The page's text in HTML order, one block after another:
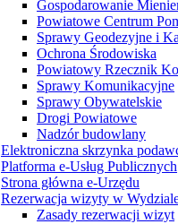
Gospodarowanie
Powiatowe Centrum
Sprawy Geodezyjne i
Ochrona Środowiska
Powiatowy Rzecznik
Sprawy Komunikacyjne
Sprawy Obywatelskie
Drogi Powiatowe
Nadzór budowlany
Elektroniczna skrzynka
Platforma e-Usług Publicznych
Strona główna e-Urzędu
Rezerwacja wizyty w
Zasady rezerwacji wizyt